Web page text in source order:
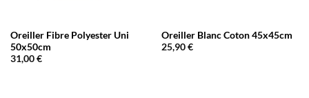
Oreiller Fibre Polyester Uni
50x50cm
31,00€
Oreiller Blanc Coton 45x45cm
25,90€